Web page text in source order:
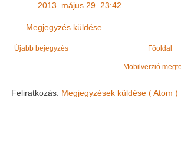
2013. május 29. 23:42
Megjegyzés küldése
Újabb bejegyzés Főoldal
Mobilverzió
Feliratkozás: Megjegyzések küldése ( Atom )